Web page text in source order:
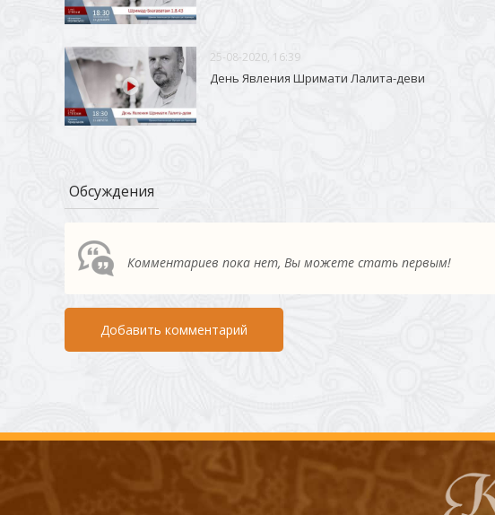
25-08-2020, 16:39
День Явления Шримати Лалита-деви
Обсуждения
Комментариев пока нет, Вы можете стать первым!
Добавить комментарий